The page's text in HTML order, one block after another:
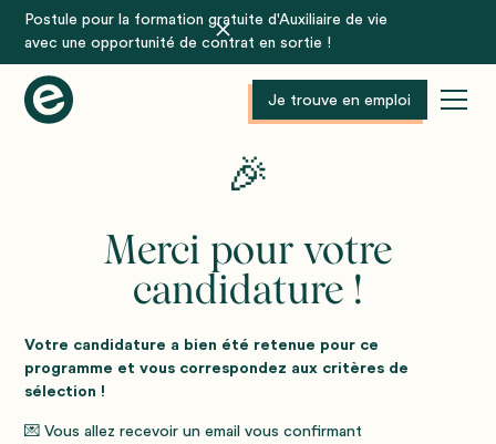
Postule pour la formation gratuite d'Auxiliaire de vie
avec une opportunité de contrat en sortie !
Je trouve en emploi
🎉
Merci pour votre
candidature !
Votre candidature a bien été retenue pour ce
programme et vous correspondez aux critères de
sélection !
💌 Vous allez recevoir un email vous confirmant